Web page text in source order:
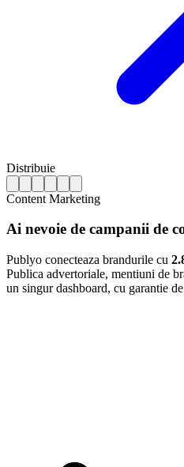
Distribuie
Content Marketing
Ai nevoie de campanii de
Publyo conecteaza brandurile cu
Publica advertoriale, mentiuni de
un singur dashboard, cu garantie